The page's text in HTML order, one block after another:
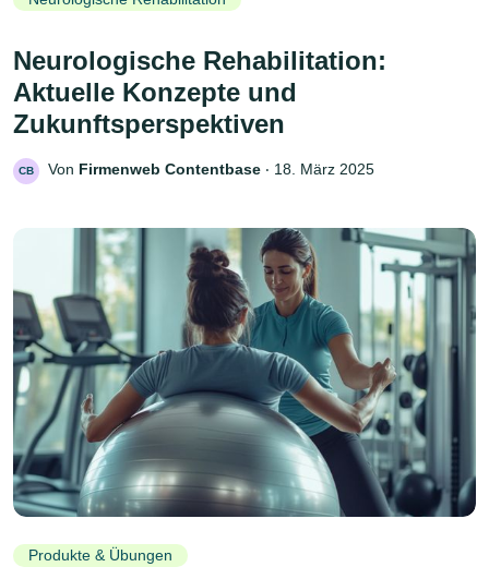
Neurologische Rehabilitation:
Aktuelle Konzepte und
Zukunftsperspektiven
CB Von Firmenweb Contentbase ‧ 18. März 2025
Produkte & Übungen